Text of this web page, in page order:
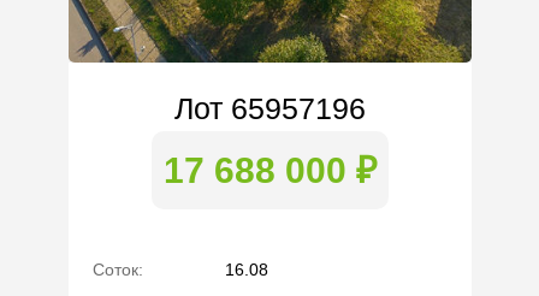
Лот 65957196
17 688 000 ₽
Соток: 16.08